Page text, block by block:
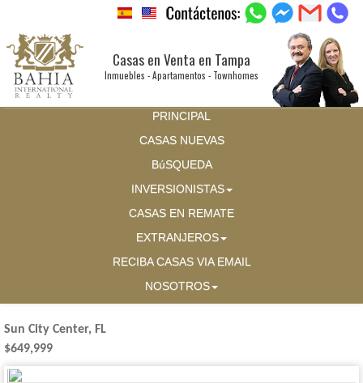
Casas en Venta en Tampa
Inmuebles - Apartamentos - Townhomes
PRINCIPAL
CASAS NUEVAS
BúSQUEDA
INVERSIONISTAS
CASAS EN REMATE
EXTRANJEROS
RECIBA CASAS VIA EMAIL
NOSOTROS
Sun City Center, FL
$649,999